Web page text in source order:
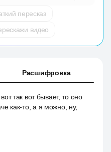
пересказ
видео
Расшифровка
так вот бывает, то оно
как-то, а я можно, ну,